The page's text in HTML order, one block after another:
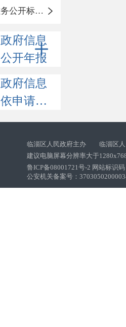
基层政务公开标准化目录
政府信息
公开年报
政府信息
依申请公开
临淄区人民政府主办 临淄区人
建议电脑屏幕分辨率大于
鲁ICP备08001721号-2 网站标识
公安机关备案号：